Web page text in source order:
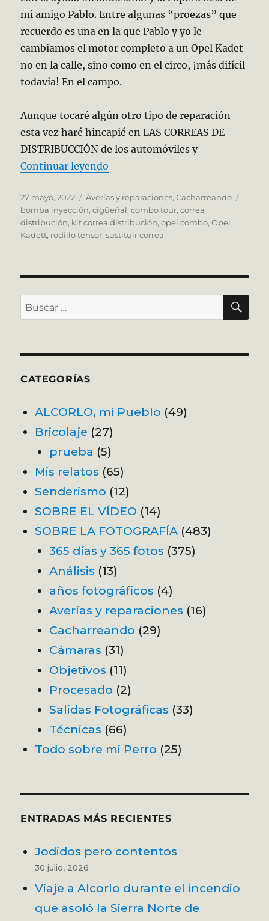
mi amigo Pablo. Entre algunas “proezas” que
recuerdo es una en la que Pablo y yo le
cambiamos el motor completo a un Opel Kadet
no en la calle, sino como en el circo, ¡más difícil
todavía! En el campo.
Aunque tocaré algún otro tipo de reparación
esta vez haré hincapié en LAS CORREAS DE
DISTRIBUCCIÓN de los automóviles y
Continuar leyendo
Publicado
el
27 mayo, 2022 Categorías
Averías y reparaciones,Cacharreando
bomba inyección,cigüeñal,combo tour,correa
distribución, kit correa distribución,opel combo,Opel
Kadett, rodillo tensor,sustituir correa
Buscar
por:
CATEGORÍAS
ALCORLO, mi Pueblo (49)
Bricolaje (27)
prueba (5)
Mis relatos (65)
Senderismo (12)
SOBRE EL VÍDEO (14)
SOBRE LA FOTOGRAFÍA (483)
365 días y 365 fotos (375)
Análisis (13)
años fotográficos (4)
Averías y reparaciones (16)
Cacharreando (29)
Cámaras (31)
Objetivos (11)
Procesado (2)
Salidas Fotográficas (33)
Técnicas (66)
Todo sobre mi Perro (25)
ENTRADAS MÁS RECIENTES
Jodidos pero contentos
30 julio, 2026
Viaje a Alcorlo durante el incendio
que asoló la Sierra Norte de